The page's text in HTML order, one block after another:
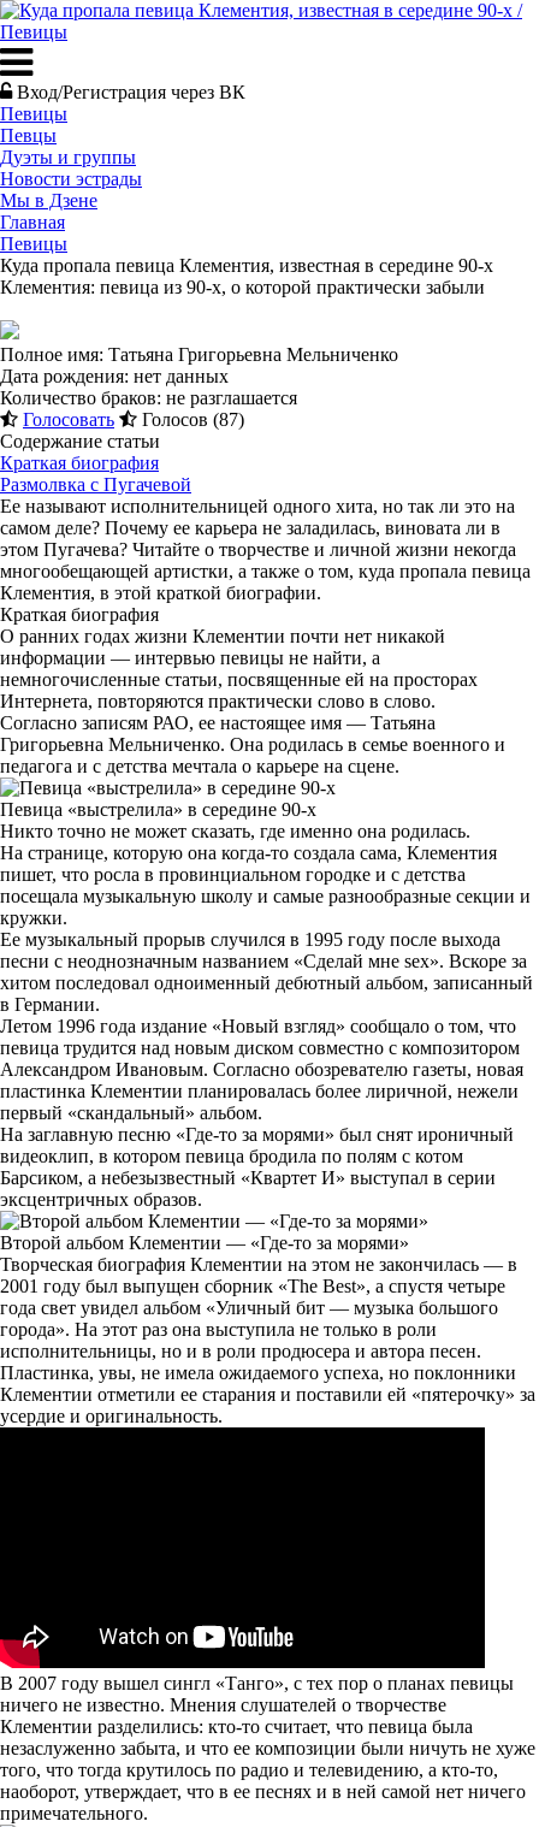
Вход/Регистрация через ВК
Певицы
Певцы
Дуэты и группы
Новости эстрады
Мы в Дзене
Главная
Певицы
Куда пропала певица Клементия, известная в середине 90-х
Клементия: певица из 90-х, о которой практически забыли
Полное имя: Татьяна Григорьевна Мельниченко
Дата рождения: нет данных
Количество браков: не разглашается
Голосовать
Голосов (87)
Содержание статьи
Краткая биография
Размолвка с Пугачевой
Ее называют исполнительницей одного хита, но так ли это на
самом деле? Почему ее карьера не заладилась, виновата ли в
этом Пугачева? Читайте о творчестве и личной жизни некогда
многообещающей артистки, а также о том, куда пропала певица
Клементия, в этой краткой биографии.
Краткая биография
О ранних годах жизни Клементии почти нет никакой
информации — интервью певицы не найти, а
немногочисленные статьи, посвященные ей на просторах
Интернета, повторяются практически слово в слово.
Согласно записям РАО, ее настоящее имя — Татьяна
Григорьевна Мельниченко. Она родилась в семье военного и
педагога и с детства мечтала о карьере на сцене.
Певица «выстрелила» в середине 90-х
Никто точно не может сказать, где именно она родилась.
На странице, которую она когда-то создала сама, Клементия
пишет, что росла в провинциальном городке и с детства
посещала музыкальную школу и самые разнообразные секции и
кружки.
Ее музыкальный прорыв случился в 1995 году после выхода
песни с неоднозначным названием «Сделай мне sex». Вскоре за
хитом последовал одноименный дебютный альбом, записанный
в Германии.
Летом 1996 года издание «Новый взгляд» сообщало о том, что
певица трудится над новым диском совместно с композитором
Александром Ивановым. Согласно обозревателю газеты, новая
пластинка Клементии планировалась более лиричной, нежели
первый «скандальный» альбом.
На заглавную песню «Где-то за морями» был снят ироничный
видеоклип, в котором певица бродила по полям с котом
Барсиком, а небезызвестный «Квартет И» выступал в серии
эксцентричных образов.
Второй альбом Клементии — «Где-то за морями»
Творческая биография Клементии на этом не закончилась — в
2001 году был выпущен сборник «The Best», а спустя четыре
года свет увидел альбом «Уличный бит — музыка большого
города». На этот раз она выступила не только в роли
исполнительницы, но и в роли продюсера и автора песен.
Пластинка, увы, не имела ожидаемого успеха, но поклонники
Клементии отметили ее старания и поставили ей «пятерочку» за
усердие и оригинальность.
В 2007 году вышел сингл «Танго», с тех пор о планах певицы
ничего не известно. Мнения слушателей о творчестве
Клементии разделились: кто-то считает, что певица была
незаслуженно забыта, и что ее композиции были ничуть не хуже
того, что тогда крутилось по радио и телевидению, а кто-то,
наоборот, утверждает, что в ее песнях и в ней самой нет ничего
примечательного.